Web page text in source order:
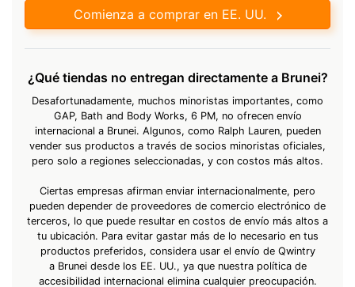
Comienza a comprar en EE. UU.
¿Qué tiendas no entregan directamente a Brunei?
Desafortunadamente, muchos minoristas importantes, como
GAP, Bath and Body Works, 6 PM, no ofrecen envío
internacional a Brunei. Algunos, como Ralph Lauren, pueden
vender sus productos a través de socios minoristas oficiales,
pero solo a regiones seleccionadas, y con costos más altos.
Ciertas empresas afirman enviar internacionalmente, pero
pueden depender de proveedores de comercio electrónico de
terceros, lo que puede resultar en costos de envío más altos a
tu ubicación. Para evitar gastar más de lo necesario en tus
productos preferidos, considera usar el envío de Qwintry
a Brunei desde los EE. UU., ya que nuestra política de
accesibilidad internacional elimina cualquier preocupación.